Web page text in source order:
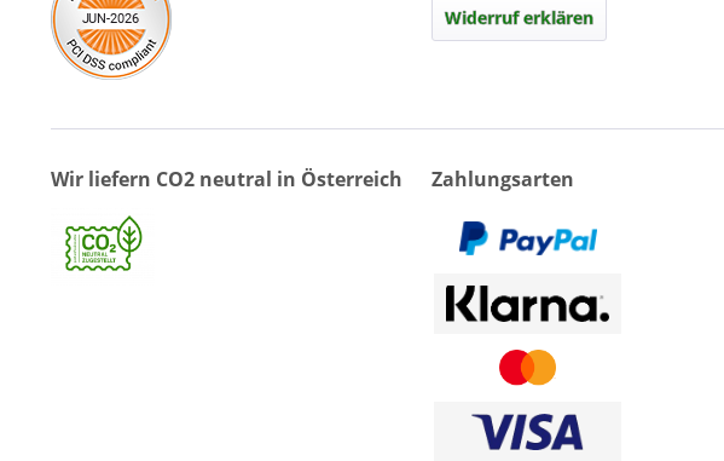
Widerruf erklären
Wir liefern CO2 neutral in Österreich Zahlungsarten